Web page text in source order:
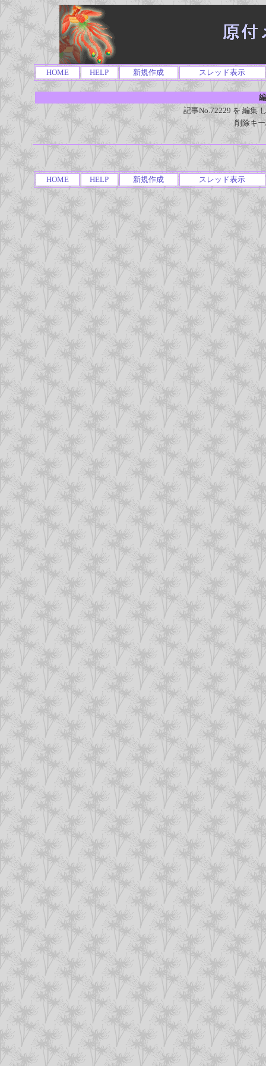
HOME HELP 新規作成 スレッド表示
記事No.72229 を 編集
削除キ
HOME HELP 新規作成 スレッド表示